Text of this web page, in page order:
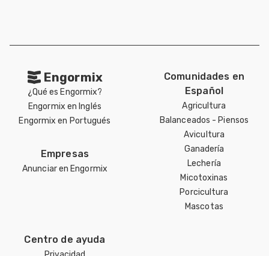
Engormix
¿Qué es Engormix?
Engormix en Inglés
Engormix en Portugués
Empresas
Anunciar en Engormix
Comunidades en
Español
Agricultura
Balanceados - Piensos
Avicultura
Ganadería
Lechería
Micotoxinas
Porcicultura
Mascotas
Centro de ayuda